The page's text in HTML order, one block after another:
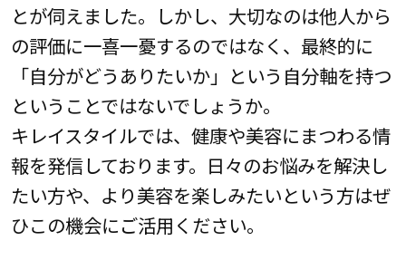
とが伺えました。しかし、大切なのは他人から
の評価に一喜一憂するのではなく、最終的に
「自分がどうありたいか」という自分軸を持つ
ということではないでしょうか。
キレイスタイルでは、健康や美容にまつわる情
報を発信しております。日々のお悩みを解決し
たい方や、より美容を楽しみたいという方はぜ
ひこの機会にご活用ください。